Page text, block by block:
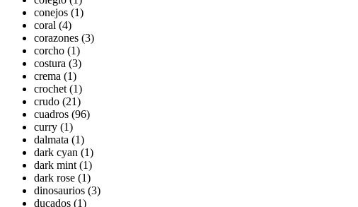
conejos (1)
coral (4)
corazones (3)
corcho (1)
costura (3)
crema (1)
crochet (1)
crudo (21)
cuadros (96)
curry (1)
dalmata (1)
dark cyan (1)
dark mint (1)
dark rose (1)
dinosaurios (3)
ducados (1)